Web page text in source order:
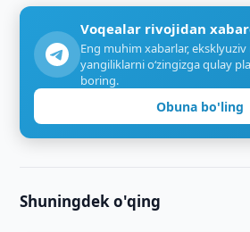
Voqealar rivojidan
Eng muhim xabarlar,
yangiliklarni o‘zingizga qulay
boring.
Obuna bo'ling
Shuningdek o'qing